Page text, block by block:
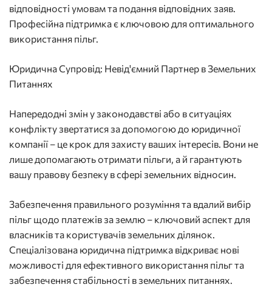
відповідності умовам та подання відповідних заяв.
Професійна підтримка є ключовою для оптимального
використання пільг.
Юридична Супровід: Невід'ємний Партнер в Земельних
Питаннях
Напередодні змін у законодавстві або в ситуаціях
конфлікту звертатися за допомогою до юридичної
компанії – це крок для захисту ваших інтересів. Вони не
лише допомагають отримати пільги, а й гарантують
вашу правову безпеку в сфері земельних відносин.
Забезпечення правильного розуміння та вдалий вибір
пільг щодо платежів за землю – ключовий аспект для
власників та користувачів земельних ділянок.
Спеціалізована юридична підтримка відкриває нові
можливості для ефективного використання пільг та
забезпечення стабільності в земельних питаннях.